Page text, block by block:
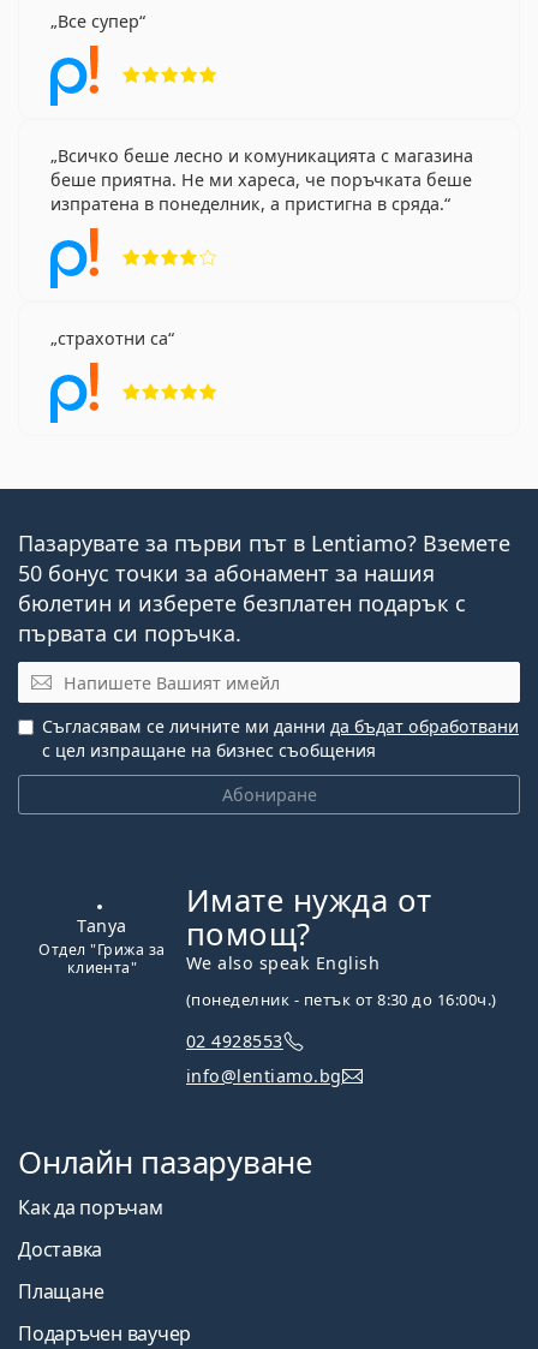
Все супер
Всичко беше лесно и комуникацията с магазина
беше приятна. Не ми хареса, че поръчката беше
изпратена в понеделник, а пристигна в сряда.
страхотни са
Пазарувате за първи път в Lentiamo? Вземете
50 бонус точки за абонамент за нашия
бюлетин и изберете безплатен подарък с
първата си поръчка.
Имейл
Абониране
Съгласявам се личните ми данни да бъдат обработвани
с цел изпращане на бизнес съобщения
Tanya
Отдел "Грижа за
клиента"
Имате нужда от
помощ?
We also speak English
(понеделник - петък от 8:30 до 16:00ч.)
02 4928553
info@lentiamo.bg
Онлайн пазаруване
Как да поръчам
Доставка
Плащане
Подаръчен ваучер